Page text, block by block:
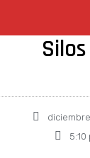
Silos
5:10